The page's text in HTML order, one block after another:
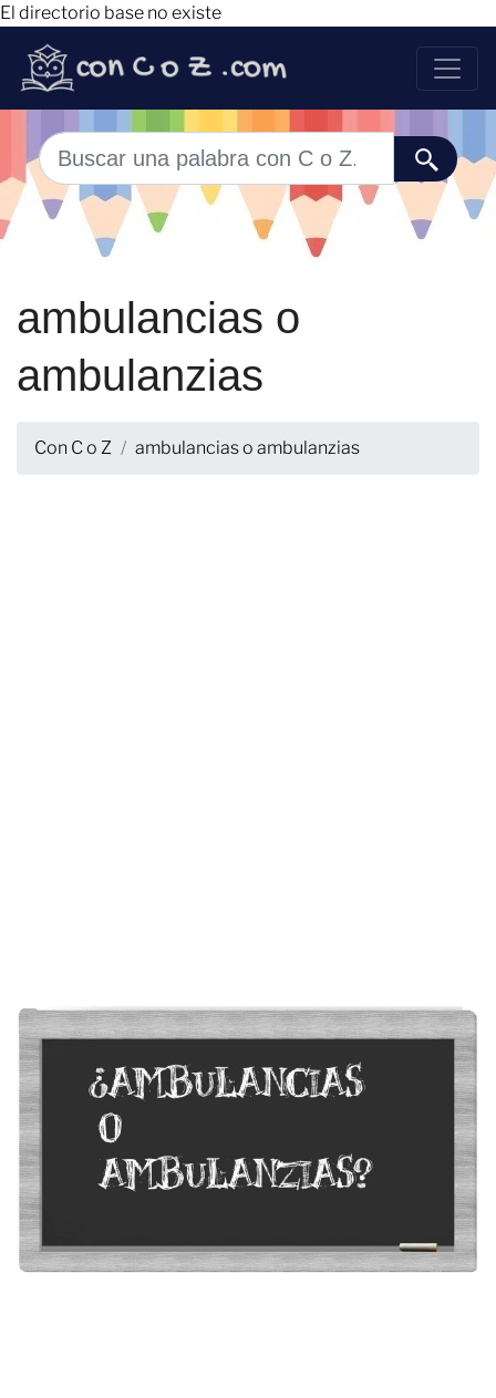
El directorio base no existe
ambulancias o
ambulanzias
Con C o Z ambulancias o ambulanzias